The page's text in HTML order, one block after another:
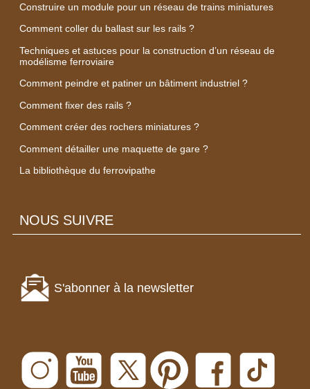
Construire un module pour un réseau de trains miniatures
Comment coller du ballast sur les rails ?
Techniques et astuces pour la construction d’un réseau de
modélisme ferroviaire
Comment peindre et patiner un bâtiment industriel ?
Comment fixer des rails ?
Comment créer des rochers miniatures ?
Comment détailler une maquette de gare ?
La bibliothèque du ferrovipathe
NOUS SUIVRE
S'abonner à la newsletter